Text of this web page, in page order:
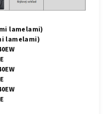
lamelami)
lamelami)
BYCQ140EW
BYCQ140EW
BYCQ140EW